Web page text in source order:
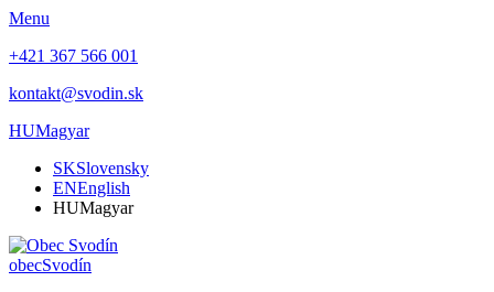
Menu
+421 367 566 001
kontakt@svodin.sk
HUMagyar
SKSlovensky
ENEnglish
HUMagyar
obecSvodín